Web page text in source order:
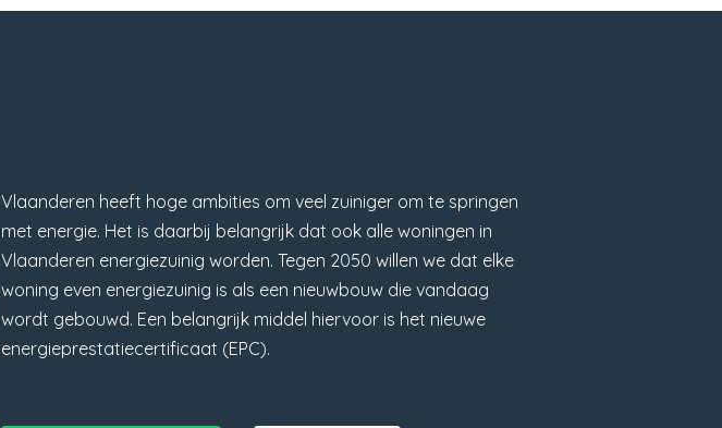
Vlaanderen heeft hoge ambities om veel zuiniger om te springen
met energie. Het is daarbij belangrijk dat ook alle woningen in
Vlaanderen energiezuinig worden. Tegen 2050 willen we dat elke
woning even energiezuinig is als een nieuwbouw die vandaag
wordt gebouwd. Een belangrijk middel hiervoor is het nieuwe
energieprestatiecertificaat (EPC).